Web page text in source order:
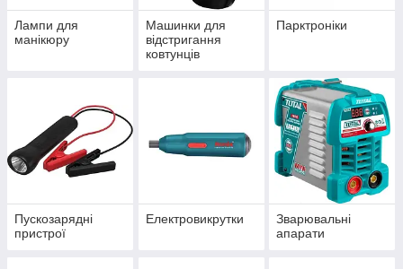
Лампи для
манікюру
Машинки для
відстригання
ковтунців
Парктроніки
Пускозарядні
пристрої
Електровикрутки
Зварювальні
апарати